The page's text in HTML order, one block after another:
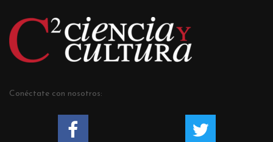
Conéctate con nosotros: